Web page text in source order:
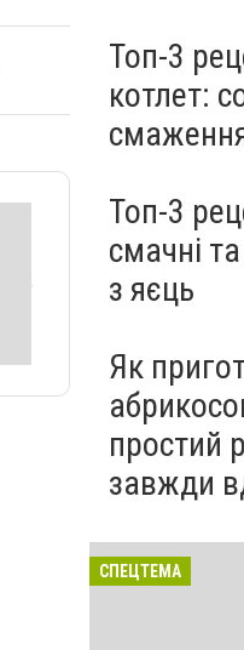
Топ-3
котлет:
Топ-3
смачні
з яєць
Як
простий
завжди
СПЕЦТЕМА